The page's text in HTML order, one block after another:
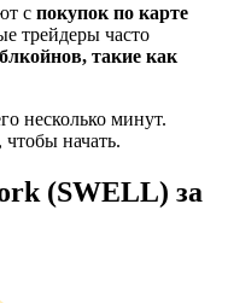
торговую информацию
с покупок по карте
трейдеры часто
такие как
несколько минут.
начать.
(SWELL) за